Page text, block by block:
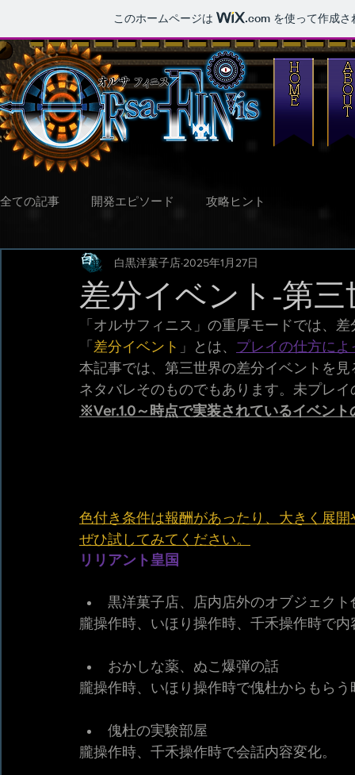
このホームページは .com を使って作成
全ての記事 開発エピソード 攻略ヒント
差分イベント-第三
白黒洋菓子店 2025年1月27日
「オルサフィニス」の重厚モードでは、
「 差分イベント 」とは、 プレイの仕方に
本記事では、第三世界の差分イベントを
ネタバレそのものでもあります。未プレ
※Ver.1.0～時点で実装されているイベント
色付き条件は報酬があったり、大きく展
ぜひ試してみてください。
リリアント皇国
黒洋菓子店、店内店外のオブジェクト
朧操作時、いほり操作時、千禾操作時で内
おかしな薬、ぬこ爆弾の話
朧操作時、いほり操作時で傀杜からもら
傀杜の実験部屋
朧操作時、千禾操作時で会話内容変化。